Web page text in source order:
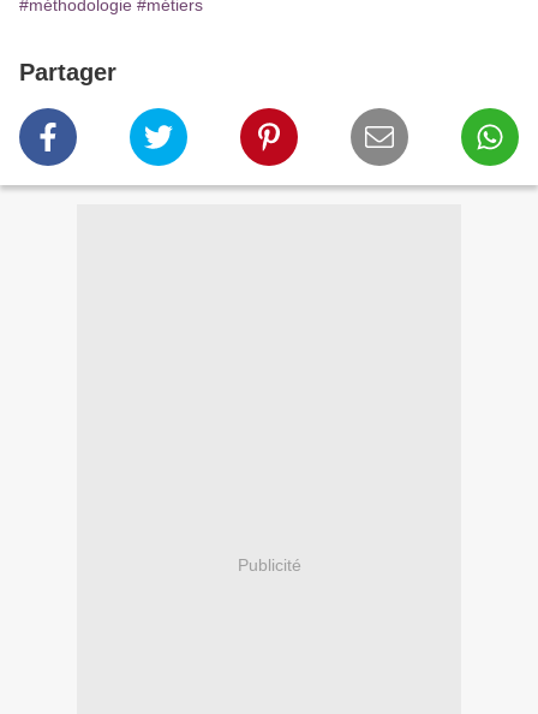
#méthodologie #métiers
Partager
Publicité